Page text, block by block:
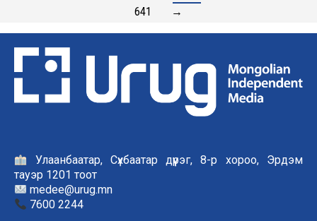
641
→
Улаанбаатар, Сүхбаатар дүүрэг, 8-р хороо, Эрдэм
тауэр 1201 тоот
medee@urug.mn
7600 2244